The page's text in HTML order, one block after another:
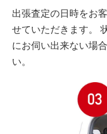
出張査定の日時をお
せていただきます。
にお伺い出来ない場
い。